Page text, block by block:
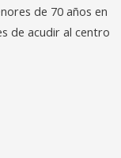
de 70 años en
de acudir al centro